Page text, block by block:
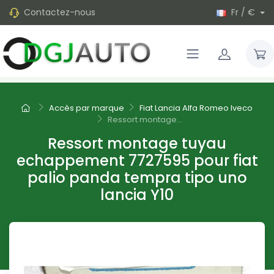
Contactez-nous Fr / €
Accès par marque
Fiat Lancia Alfa Romeo Iveco
Ressort montage...
Ressort montage tuyau
echappement 7727595 pour fiat
palio panda tempra tipo uno
lancia Y10